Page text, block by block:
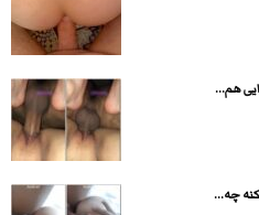
هم...
چه...